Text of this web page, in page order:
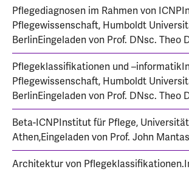
Pflegediagnosen im Rahmen von
Pflegewissenschaft, Humboldt
BerlinEingeladen von Prof. DNsc. Theo
Pflegeklassifikationen und
Pflegewissenschaft, Humboldt
BerlinEingeladen von Prof. DNsc. Theo
Beta-ICNPInstitut für Pflege, Universität
Athen,Eingeladen von Prof. John Mantas
Architektur von